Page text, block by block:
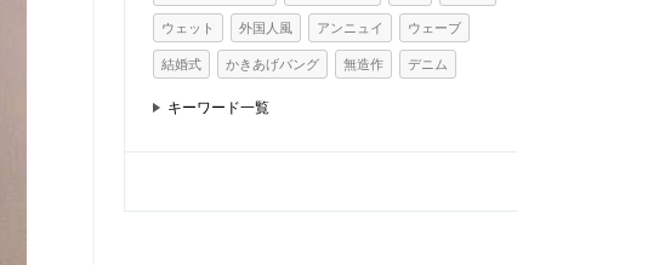
ウェット 外国人風 アンニュイ ウェーブ
結婚式 かきあげバング 無造作 デニム
キーワード一覧